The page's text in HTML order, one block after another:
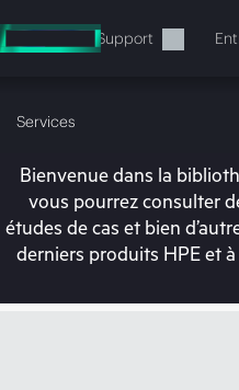
au
contenu
Support
Services
Votre
Bienvenue dans la
vous pourrez consulter
études de cas et bien
derniers produits HPE et